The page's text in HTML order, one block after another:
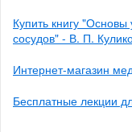
Купить книгу "Основы
сосудов" - В. П.
Интернет-магазин
Бесплатные лекции